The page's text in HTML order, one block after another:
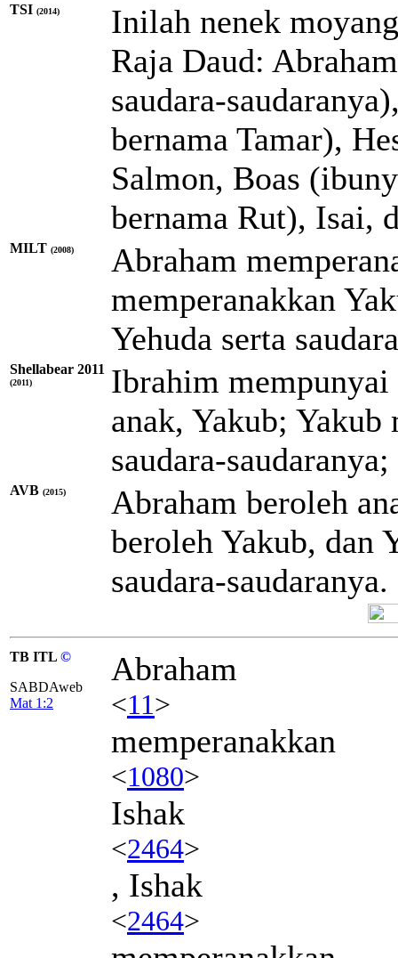
TSI (2014)
Inilah nenek
Raja Daud:
saudara-
bernama Tamar),
Salmon, Boas
bernama Rut), Isai,
MILT (2008)
Abraham
memperanakkan
Yehuda serta
Shellabear 2011
(2011)
Ibrahim
anak, Yakub; Yakub
saudara-saudaranya;
AVB (2015)
Abraham beroleh
beroleh Yakub, dan
saudara-saudaranya.
TB ITL ©
SABDAweb
Mat 1:2
Abraham
<11>
memperanakkan
<1080>
Ishak
<2464>
, Ishak
<2464>